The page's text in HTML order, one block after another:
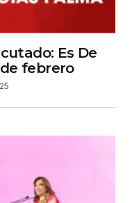
Es De
de febrero